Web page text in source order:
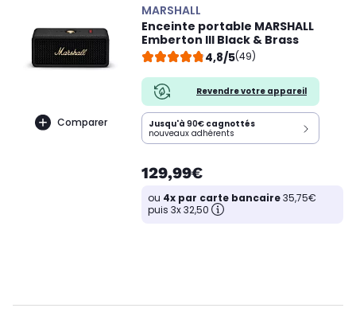
Comparer
MARSHALL
Enceinte portable MARSHALL
Emberton III Black & Brass
4,8/5(49)
Revendre votre appareil
Jusqu'à 90€ cagnottés
nouveaux adhérents
129,99€
ou 4x par carte bancaire35,75€
puis 3x 32,50